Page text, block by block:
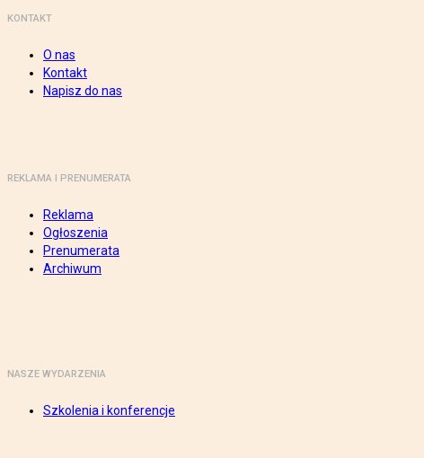
KONTAKT
O nas
Kontakt
Napisz do nas
REKLAMA I PRENUMERATA
Reklama
Ogłoszenia
Prenumerata
Archiwum
NASZE WYDARZENIA
Szkolenia i konferencje